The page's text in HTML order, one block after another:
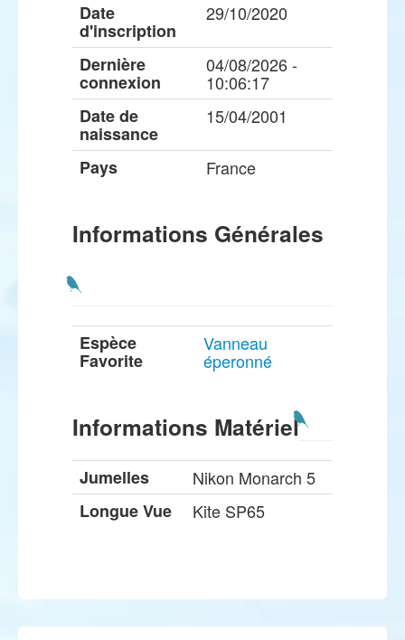
Date
d'inscription
29/10/2020
Dernière
connexion
04/08/2026 -
10:06:17
Date de
naissance
15/04/2001
Pays France
Informations Générales
Espèce
Favorite
Vanneau
éperonné
Informations Matériel
Jumelles
Nikon Monarch 5
Longue Vue
Kite SP65